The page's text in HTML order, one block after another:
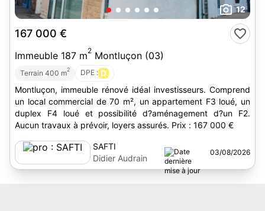
12
167 000 €
Immeuble 187 m2 Montluçon (03)
Terrain 400 m2 DPE : D
Montluçon, immeuble rénové idéal investisseurs. Comprend
un local commercial de 70 m², un appartement F3 loué, un
duplex F4 loué et possibilité d?aménagement d?un F2.
Aucun travaux à prévoir, loyers assurés. Prix : 167 000 €
SAFTI
Didier Audrain
03/08/2026